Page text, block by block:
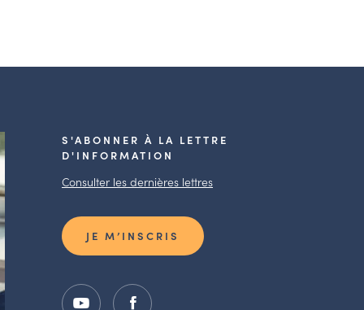
S'ABONNER À LA LETTRE
D'INFORMATION
Consulter les dernières lettres
JE M’INSCRIS